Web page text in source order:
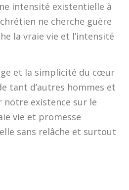
intensité existentielle à
ne cherche guère
la vraie vie et l’intensité
et la simplicité du cœur
tant d’autres hommes et
existence sur le
vie et promesse
sans relâche et surtout